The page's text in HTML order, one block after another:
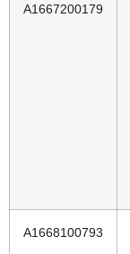
A1667200179
A1668100793